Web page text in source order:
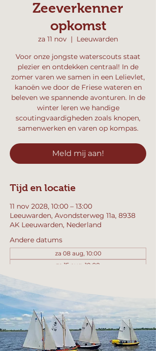
Zeeverkenner
opkomst
za 11 nov
  |
Leeuwarden
Voor onze jongste waterscouts staat
plezier en ontdekken centraal! In de
zomer varen we samen in een Lelievlet,
kanoën we door de Friese wateren en
beleven we spannende avonturen. In de
winter leren we handige
scoutingvaardigheden zoals knopen,
samenwerken en varen op kompas.
Meld mij aan!
Tijd en locatie
11 nov 2028, 10:00 – 13:00
Leeuwarden, Avondsterweg 11a, 8938
AK Leeuwarden, Nederland
Andere datums
za 08 aug, 10:00
za 15 aug, 10:00
Bekijk alle 358 datums
Meld mij aan!